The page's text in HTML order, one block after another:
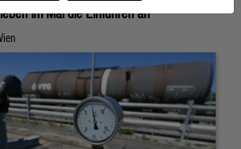
im Mai die Einfuhren an